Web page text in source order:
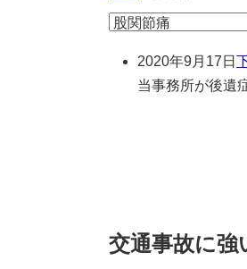
2020年9月17日
当事務所が後遺
交通事故に強